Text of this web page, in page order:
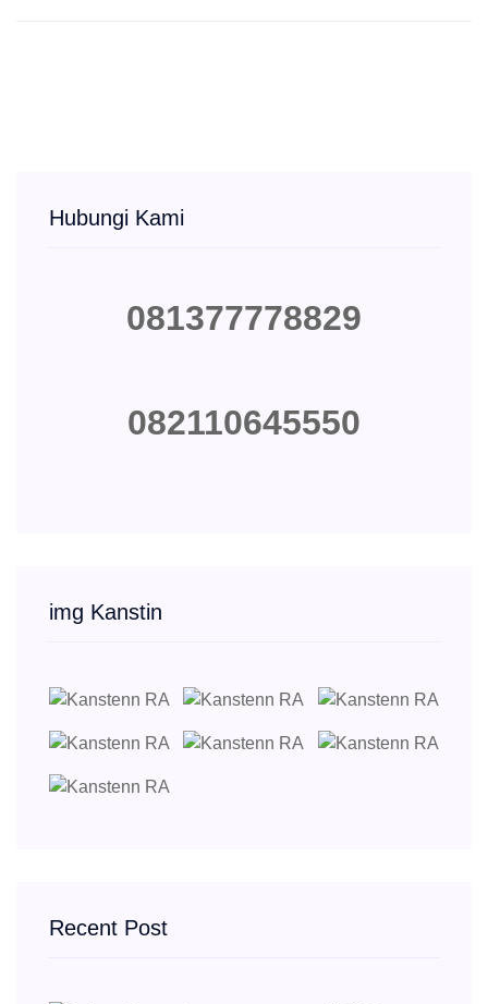
Hubungi Kami
081377778829
082110645550
img Kanstin
Recent Post